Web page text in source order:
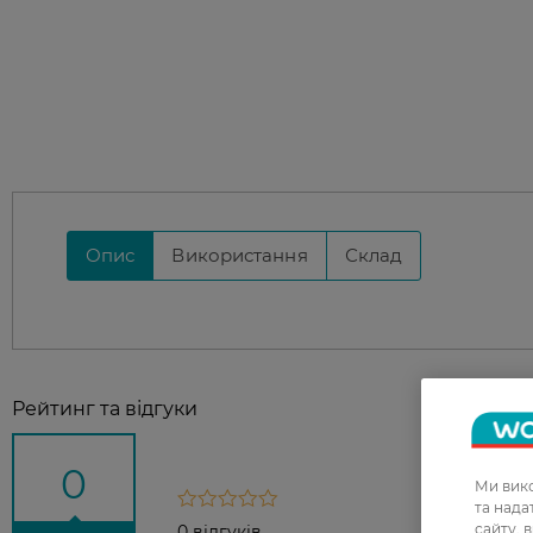
Опис Використання Склад
Рейтинг та відгуки
0
Ми
та
сайту,